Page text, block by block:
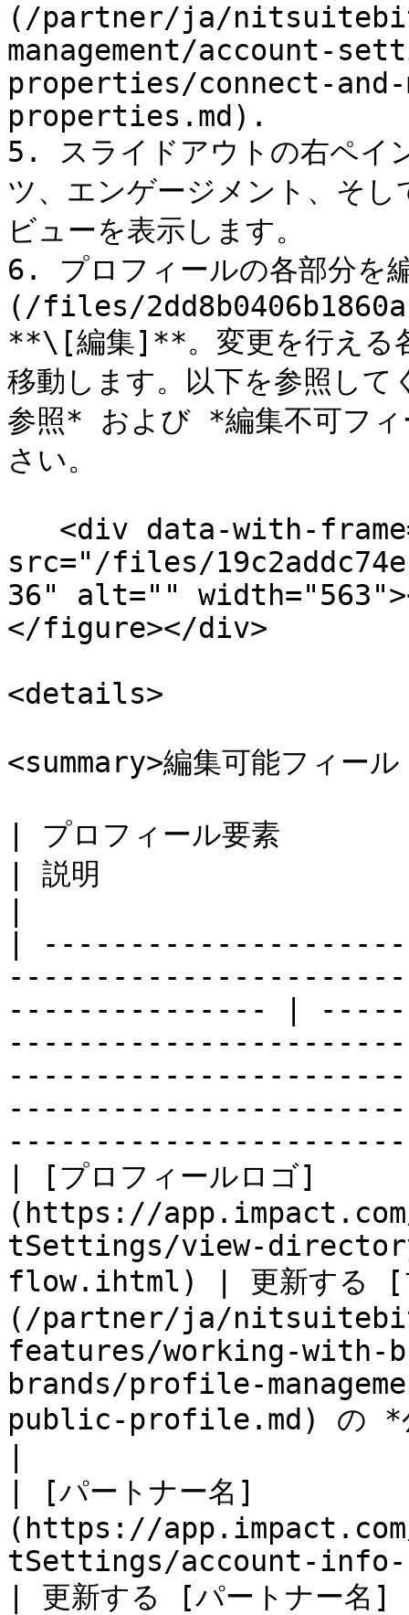
(/partner/ja/
management/account-
properties/connect-and-
properties.md).
5. スライドアウトの右ペ
ツ、エンゲージメント、そ
ビューを表示します。
6. プロフィールの各部分
(/files/
**\[編集]**。変更を行える
移動します。以下を参照し
参照* および *編集不可フィ
さい。
src="/files/
36" alt=""
</figure></div>
<details>
<summary>編集可能フィー
| プロフィール要素
| 説明
|
--------------- |
| [プロフィールロゴ]
(https://
tSettings/view-
flow.ihtml) | 更新する [
(/partner/ja/
features/working-with-
brands/profile-
public-profile.md) の *公
| [パートナー名]
(https://
tSettings/account-
| 更新する [パートナー名]